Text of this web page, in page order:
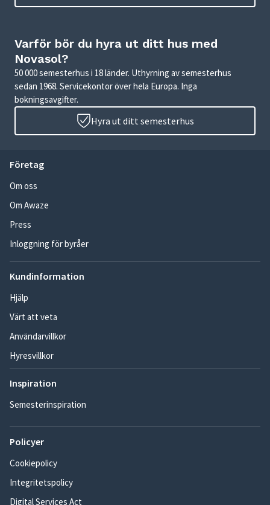
Varför bör du hyra ut ditt hus med
Novasol?
50 000 semesterhus i 18 länder. Uthyrning av semesterhus
sedan 1968. Servicekontor över hela Europa. Inga
bokningsavgifter.
Hyra ut ditt semesterhus
Företag
Om oss
Om Awaze
Press
Inloggning för byråer
Kundinformation
Hjälp
Värt att veta
Användarvillkor
Hyresvillkor
Inspiration
Semesterinspiration
Policyer
Cookiepolicy
Integritetspolicy
Digital Services Act